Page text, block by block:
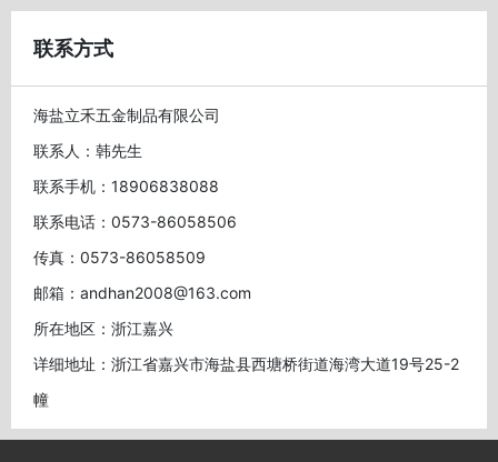
联系方式
海盐立禾五金制品有限公司
联系人：韩先生
联系手机：18906838088
联系电话：0573-86058506
传真：0573-86058509
邮箱：andhan2008@163.com
所在地区：浙江嘉兴
详细地址：浙江省嘉兴市海盐县西塘桥街道海湾大道19号25-2
幢